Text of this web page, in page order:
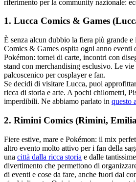
riferimento per la community nazionale:
1. Lucca Comics & Games
È senza alcun dubbio la fiera più grande e
Comics & Games ospita ogni anno eventi
Pokémon: tornei di carte, incontri con
stand con merchandising esclusivo. Le
palcoscenico per cosplayer e fan.
Se decidi di visitare Lucca, puoi
ricca di storia e arte. A pochi chilometri,
imperdibili. Ne abbiamo parlato in questo
2. Rimini Comics (Rimini,
Fiere estive, mare e Pokémon: il mix
altro evento molto attivo per i fan della
una città dalla ricca storia e dalle
divertimento che permettono di
di eventi e cose da fare, anche fuori dal